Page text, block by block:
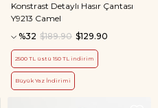
Konstrast Detaylı Hasır Çantası
Y9213 Camel
%32
$129.90
$189.90
2500 TL üstü 150 TL indirim
Büyük Yaz İndirimi